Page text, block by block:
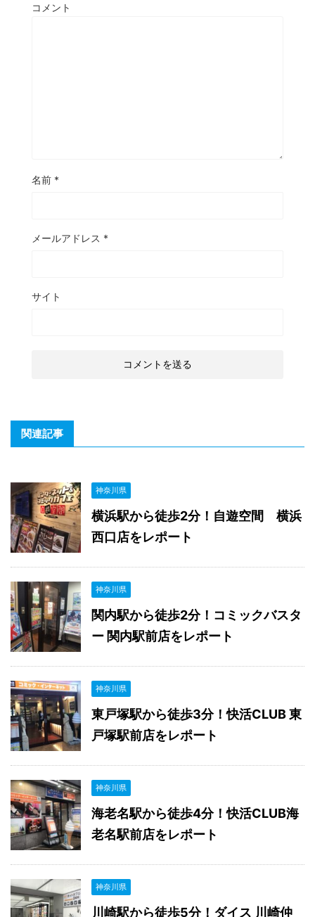
コメント
名前 *
メールアドレス *
サイト
関連記事
神奈川県
横浜駅から徒歩2分！自遊空間 横浜
西口店をレポート
神奈川県
関内駅から徒歩2分！コミックバスタ
ー 関内駅前店をレポート
神奈川県
東戸塚駅から徒歩3分！快活CLUB 東
戸塚駅前店をレポート
神奈川県
海老名駅から徒歩4分！快活CLUB海
老名駅前店をレポート
神奈川県
川崎駅から徒歩5分！ダイス 川崎仲